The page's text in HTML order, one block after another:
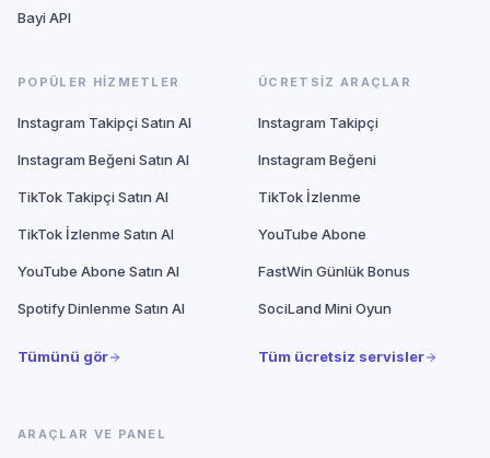
Bayi API
POPÜLER HIZMETLER
Instagram Takipçi Satın Al
Instagram Beğeni Satın Al
TikTok Takipçi Satın Al
TikTok İzlenme Satın Al
YouTube Abone Satın Al
Spotify Dinlenme Satın Al
Tümünü gör
ÜCRETSIZ ARAÇLAR
Instagram Takipçi
Instagram Beğeni
TikTok İzlenme
YouTube Abone
FastWin Günlük Bonus
SociLand Mini Oyun
Tüm ücretsiz servisler
ARAÇLAR VE PANEL